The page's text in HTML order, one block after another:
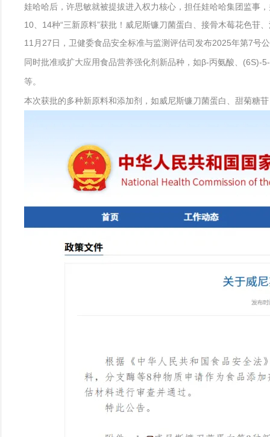
娃哈哈后，许思敏就被提拔进入权力核心，担任娃哈哈集团监事
10、14种“三新原料”获批！威尼斯镰刀菌蛋白、接骨木莓花色苷
11月27日，卫健委食品安全标准与监测评估司发布2025年第7号
同时批准或扩大应用食品营养强化剂新品种，如β-丙氨酸、(6S)-
等。
本次获批的多种新原料和添加剂，如威尼斯镰刀菌蛋白、甜菊糖